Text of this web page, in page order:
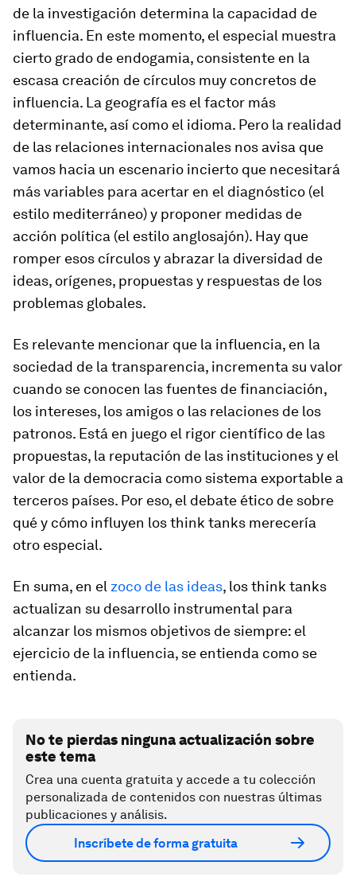
de la investigación determina la capacidad de
influencia. En este momento, el especial muestra
cierto grado de endogamia, consistente en la
escasa creación de círculos muy concretos de
influencia. La geografía es el factor más
determinante, así como el idioma. Pero la realidad
de las relaciones internacionales nos avisa que
vamos hacia un escenario incierto que necesitará
más variables para acertar en el diagnóstico (el
estilo mediterráneo) y proponer medidas de
acción política (el estilo anglosajón). Hay que
romper esos círculos y abrazar la diversidad de
ideas, orígenes, propuestas y respuestas de los
problemas globales.
Es relevante mencionar que la influencia, en la
sociedad de la transparencia, incrementa su valor
cuando se conocen las fuentes de financiación,
los intereses, los amigos o las relaciones de los
patronos. Está en juego el rigor científico de las
propuestas, la reputación de las instituciones y el
valor de la democracia como sistema exportable a
terceros países. Por eso, el debate ético de sobre
qué y cómo influyen losthink tanks merecería
otro especial.
En suma, en el zoco de las ideas, losthink tanks
actualizan su desarrollo instrumental para
alcanzar los mismos objetivos de siempre: el
ejercicio de la influencia, se entienda como se
entienda.
No te pierdas ninguna actualización sobre
este tema
Crea una cuenta gratuita y accede a tu colección
personalizada de contenidos con nuestras últimas
publicaciones y análisis.
Inscríbete de forma gratuita